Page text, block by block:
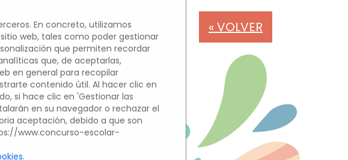
« VOLVER
En concreto, utilizamos
web, tales como poder gestionar
que permiten recordar
que, de aceptarlas,
en general para recopilar
contenido útil. Al hacer clic en
si hace clic en 'Gestionar las
en su navegador o rechazar el
aceptación, debido a que son
www.concurso-escolar-
.